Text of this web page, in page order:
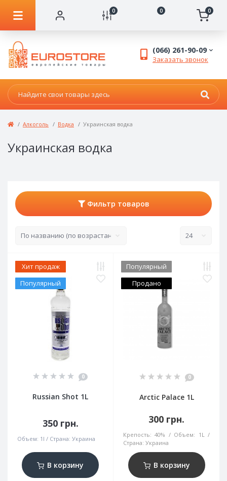
0 0 0
(066) 261-90-09
Заказать звонок
Алкоголь Водка Украинская водка
Украинская водка
Фильтр товаров
Хит продаж
Популярный
0
Russian Shot 1L
350 грн.
Объем: 1l Страна: Украина
В корзину
Популярный
Продано
0
Arctic Palace 1L
300 грн.
Крепость: 40% Объем: 1L
Страна: Украина
В корзину